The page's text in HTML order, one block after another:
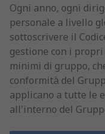
Ogni anno, ogni
personale a livello
sottoscrivere il
gestione con i
minimi di gruppo,
conformità del
applicano a tutte le
all'interno del